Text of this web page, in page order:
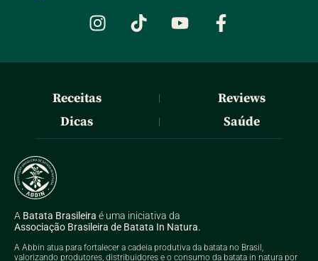
Receitas |
Reviews
Dicas
| Saúde
A Batata Brasileira é uma iniciativa da
Associação Brasileira de Batata In Natura.
A Abbin atua para fortalecer a cadeia produtiva da batata no Brasil,
valorizando produtores, distribuidores e o consumo da batata in natura por